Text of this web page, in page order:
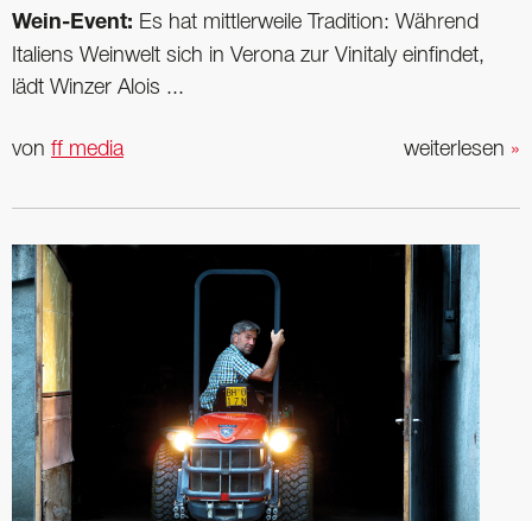
Wein-Event: Es hat mittlerweile Tradition: Während
Italiens Weinwelt sich in Verona zur Vin­italy einfindet,
lädt Winzer Alois ...
weiterlesen »
von ff media